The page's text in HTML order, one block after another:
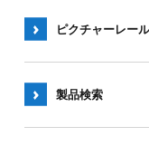
ピクチャーレール
製品検索